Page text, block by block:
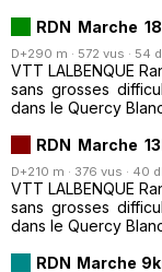
RDN Marche
D+290 m · 572 vus · 54
VTT LALBENQUE
sans grosses
dans le Quercy
RDN Marche
D+210 m · 376 vus · 40 dl
VTT LALBENQUE
sans grosses
dans le Quercy
RDN Marche